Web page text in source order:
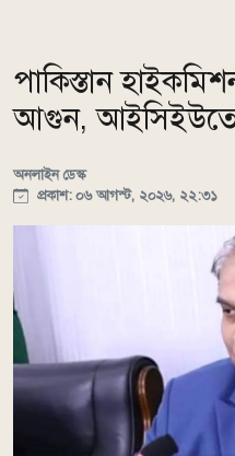
পাকিস্তান
আগুন, আইসিইউতে
অনলাইন ডেস্ক
প্রকাশ: ০৬ আগস্ট, ২০২৬, ২২:৩১